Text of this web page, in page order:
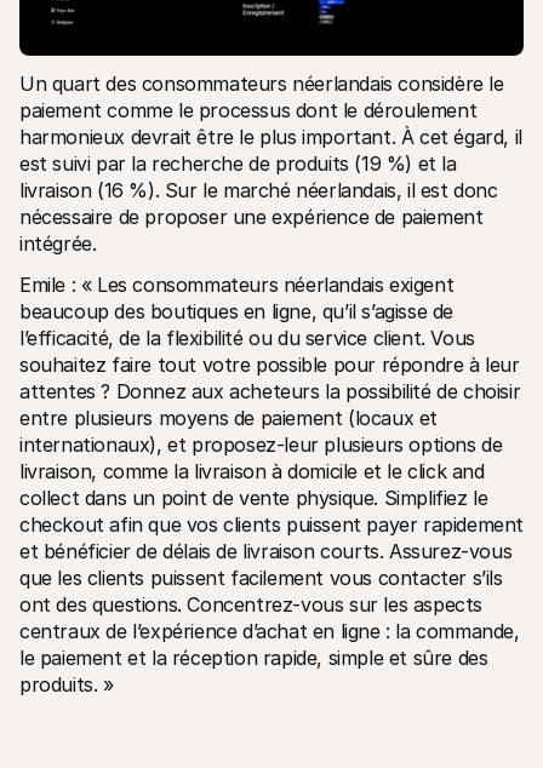
Un quart des consommateurs néerlandais considère le
paiement comme le processus dont le déroulement
harmonieux devrait être le plus important. À cet égard, il
est suivi par la recherche de produits (19 %) et la
livraison (16 %). Sur le marché néerlandais, il est donc
nécessaire de proposer une expérience de paiement
intégrée.
Emile : « Les consommateurs néerlandais exigent
beaucoup des boutiques en ligne, qu’il s’agisse de
l’efficacité, de la flexibilité ou du service client. Vous
souhaitez faire tout votre possible pour répondre à leur
attentes ? Donnez aux acheteurs la possibilité de choisir
entre plusieurs moyens de paiement (locaux et
internationaux), et proposez-leur plusieurs options de
livraison, comme la livraison à domicile et le click and
collect dans un point de vente physique. Simplifiez le
checkout afin que vos clients puissent payer rapidement
et bénéficier de délais de livraison courts. Assurez-vous
que les clients puissent facilement vous contacter s’ils
ont des questions. Concentrez-vous sur les aspects
centraux de l’expérience d’achat en ligne : la commande,
le paiement et la réception rapide, simple et sûre des
produits. »